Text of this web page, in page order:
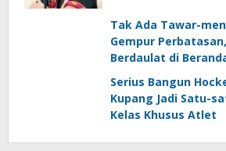
Tak Ada Tawar-
Gempur
Berdaulat di
Serius Bangun
Kupang Jadi Satu-
Kelas Khusus Atlet